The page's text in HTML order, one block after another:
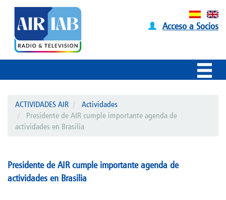
Acceso a Socios
ACTIVIDADES AIR
Actividades
Presidente de AIR cumple importante agenda de
actividades en Brasilia
Presidente de AIR cumple importante agenda de
actividades en Brasilia